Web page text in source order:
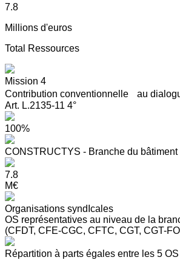
7.8
Millions d'euros
Total Ressources
Mission 4
Contribution conventionnelle au
Art. L.2135-11 4°
100%
CONSTRUCTYS - Branche du bâtiment
7.8
M€
Organisations syndIcales
OS représentatives au niveau de la
(CFDT, CFE-CGC, CFTC, CGT, CGT-
Répartition à parts égales entre les 5 OS